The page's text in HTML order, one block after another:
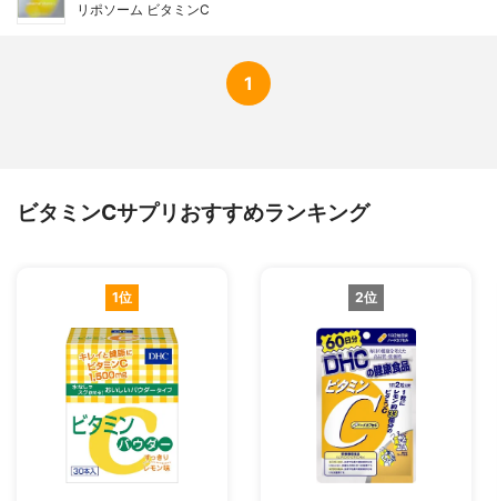
リポソーム ビタミンC
1
ビタミンCサプリおすすめランキング
1位 2位